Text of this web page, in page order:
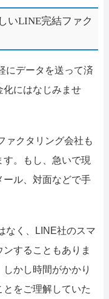
いLINE完結ファク
にデータを送って済
化にはなじみませ
ァクタリング会社も
。もし、急いで現
ル、対面などで手
なく、LINE社のスマ
することもありま
かし時間がかかり
をご理解していた